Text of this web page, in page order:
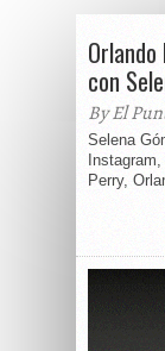
con
By El
Selena
Perry,